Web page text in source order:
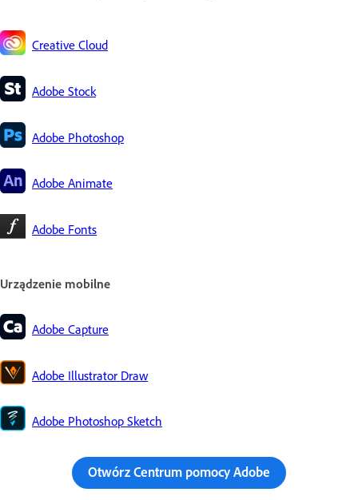
Creative Cloud
Adobe Stock
Adobe Photoshop
Adobe Animate
Adobe Fonts
Urządzenie mobilne
Adobe Capture
Adobe Illustrator Draw
Adobe Photoshop Sketch
Otwórz Centrum pomocy Adobe